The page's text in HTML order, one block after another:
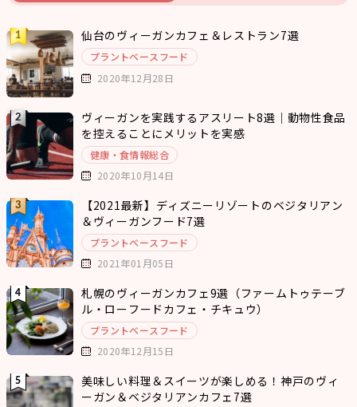
仙台のヴィーガンカフェ＆レストラン7選
プラントベースフード
2020年12月28日
ヴィーガンを実践するアスリート8選｜動物性食品
を控えることにメリットを実感
健康・食情報総合
2020年10月14日
【2021最新】ディズニーリゾートのベジタリアン
＆ヴィーガンフード7選
プラントベースフード
2021年01月05日
札幌のヴィーガンカフェ9選（ファームトゥテーブ
ル・ローフードカフェ・チキュウ）
プラントベースフード
2020年12月15日
美味しい料理＆スイーツが楽しめる！神戸のヴィ
ーガン＆ベジタリアンカフェ7選